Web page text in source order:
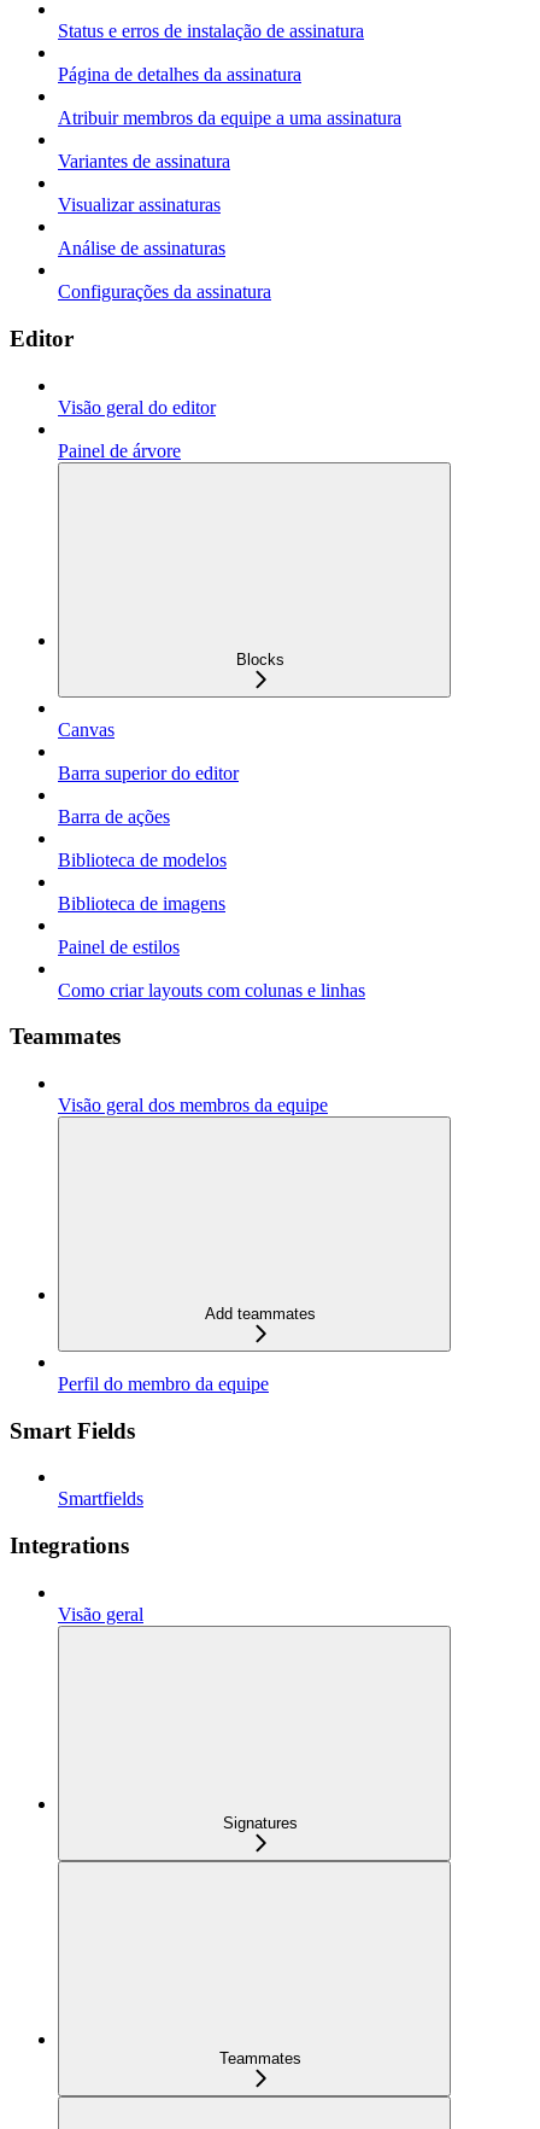
Status e erros de instalação de assinatura
Página de detalhes da assinatura
Atribuir membros da equipe a uma assinatura
Variantes de assinatura
Visualizar assinaturas
Análise de assinaturas
Configurações da assinatura
Editor
Visão geral do editor
Painel de árvore
Blocks
Canvas
Barra superior do editor
Barra de ações
Biblioteca de modelos
Biblioteca de imagens
Painel de estilos
Como criar layouts com colunas e linhas
Teammates
Visão geral dos membros da equipe
Add teammates
Perfil do membro da equipe
Smart Fields
Smartfields
Integrations
Visão geral
Signatures
Teammates